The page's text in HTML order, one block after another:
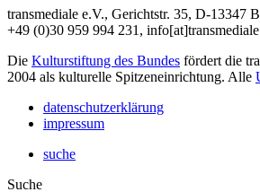
transmediale e.V., Gerichtstr. 35, D-13347
+49 (0)30 959 994 231,
Die Kulturstiftung des Bundes fördert die
2004 als kulturelle Spitzeneinrichtung. Alle
datenschutzerklärung
impressum
suche
Suche